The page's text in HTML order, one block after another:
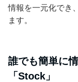
情報を一元化でき
ます。
誰でも簡単に
「Stock」